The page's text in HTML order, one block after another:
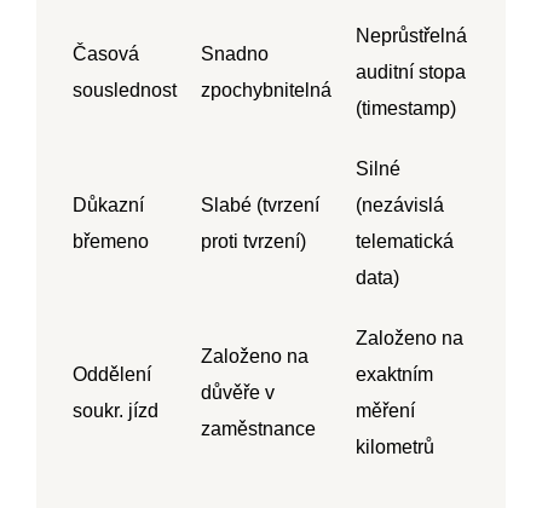
Časová
souslednost
Snadno
zpochybnitelná
Neprůstřelná
auditní stopa
(timestamp)
Důkazní
břemeno
Slabé (tvrzení
proti tvrzení)
Silné
(nezávislá
telematická
data)
Oddělení
soukr. jízd
Založeno na
důvěře v
zaměstnance
Založeno na
exaktním
měření
kilometrů